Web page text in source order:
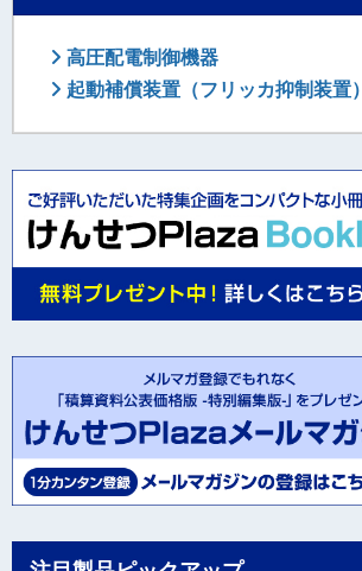
高圧配電制御機器
起動補償装置（フリッカ抑制装置）